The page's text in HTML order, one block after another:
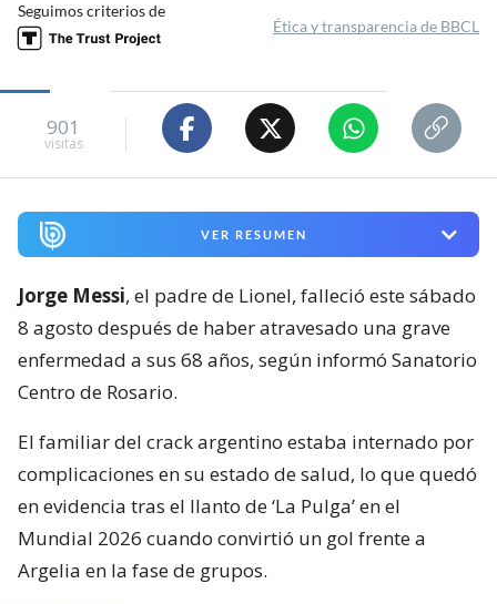
Seguimos criterios de
Ética y transparencia de BBCL
901
visitas
VER RESUMEN
Jorge Messi, el padre de Lionel, falleció este sábado
8 agosto después de haber atravesado una grave
enfermedad a sus 68 años, según informó Sanatorio
Centro de Rosario.
El familiar del crack argentino estaba internado por
complicaciones en su estado de salud, lo que quedó
en evidencia tras el llanto de ‘La Pulga’ en el
Mundial 2026 cuando convirtió un gol frente a
Argelia en la fase de grupos.